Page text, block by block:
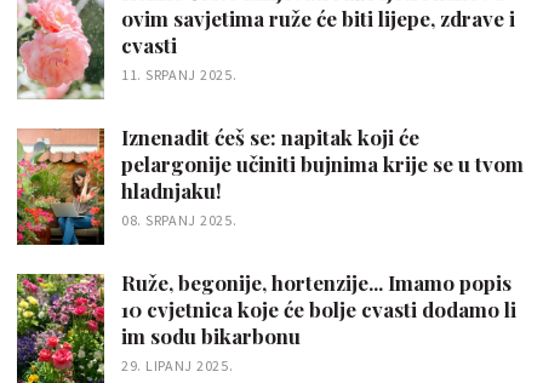
ovim savjetima ruže će biti lijepe, zdrave i
cvasti
11. SRPANJ 2025.
Iznenadit ćeš se: napitak koji će
pelargonije učiniti bujnima krije se u tvom
hladnjaku!
08. SRPANJ 2025.
Ruže, begonije, hortenzije... Imamo popis
10 cvjetnica koje će bolje cvasti dodamo li
im sodu bikarbonu
29. LIPANJ 2025.